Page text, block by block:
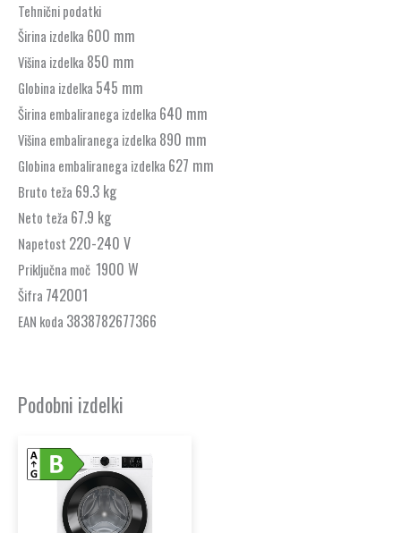
Tehnični podatki
Širina izdelka 600 mm
Višina izdelka 850 mm
Globina izdelka 545 mm
Širina embaliranega izdelka 640 mm
Višina embaliranega izdelka 890 mm
Globina embaliranega izdelka 627 mm
Bruto teža 69.3 kg
Neto teža 67.9 kg
Napetost 220-240 V
Priključna moč 1900 W
Šifra 742001
EAN koda 3838782677366
Podobni izdelki